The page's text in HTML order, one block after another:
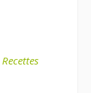
Recettes